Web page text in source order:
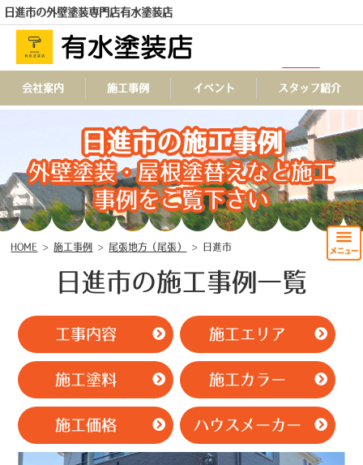
日進市の外壁塗装専門店有水塗装店
TEL
会社案内 施工事例 イベント スタッフ紹介
日進市の施工事例
外壁塗装・屋根塗替えなど施工
事例をご覧下さい
HOME > 施工事例 > 尾張地方（尾張） > 日進市
日進市の施工事例一覧
工事内容 施工エリア
施工塗料 施工カラー
施工価格 ハウスメーカー